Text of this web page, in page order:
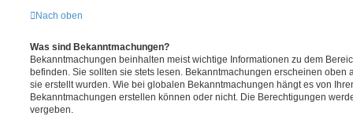
Nach oben
Was sind Bekanntmachungen?
Bekanntmachungen beinhalten meist wichtige Informationen zu dem
befinden. Sie sollten sie stets lesen. Bekanntmachungen erscheinen oben
sie erstellt wurden. Wie bei globalen Bekanntmachungen hängt es von
Bekanntmachungen erstellen können oder nicht. Die Berechtigungen
vergeben.